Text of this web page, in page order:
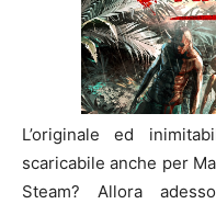
L’originale ed
scaricabile anche per
Steam? Allora